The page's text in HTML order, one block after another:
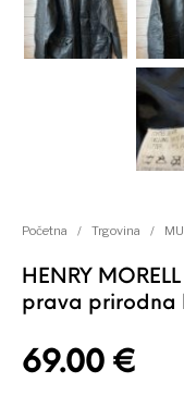
Početna / Trgovina /
HENRY
prava prirodna
69.00€